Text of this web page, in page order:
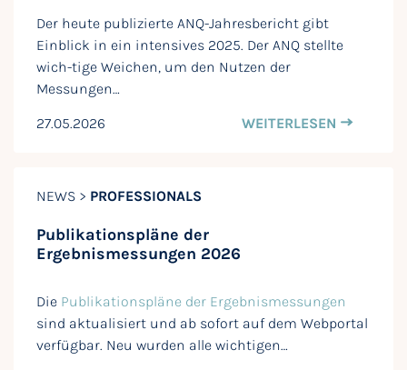
Der heute publizierte ANQ-Jahresbericht gibt
Einblick in ein intensives 2025. Der ANQ stellte
wich-tige Weichen, um den Nutzen der
Messungen…
27.05.2026
WEITERLESEN
NEWS > PROFESSIONALS
Publikationspläne der
Ergebnismessungen 2026
Die Publikationspläne der Ergebnismessungen
sind aktualisiert und ab sofort auf dem Webportal
verfügbar. Neu wurden alle wichtigen…